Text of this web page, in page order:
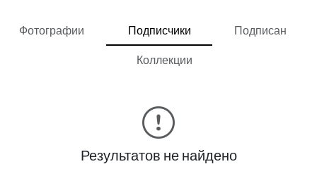
Фотографии Подписчики Подписан
Коллекции
Результатов не найдено